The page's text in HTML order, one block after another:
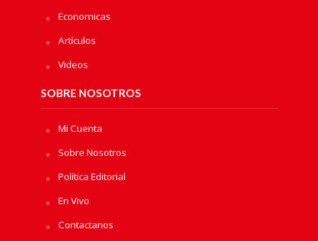
Economicas
Artículos
Videos
SOBRE NOSOTROS
Mi Cuenta
Sobre Nosotros
Política Editorial
En Vivo
Contactanos